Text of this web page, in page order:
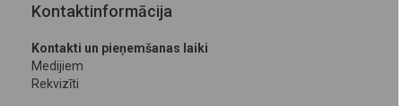
Kontaktinformācija
Kontakti un pieņemšanas laiki
Medijiem
Rekvizīti